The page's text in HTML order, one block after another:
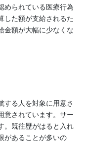
められている医療行為
した額が支給されるた
金額が大幅に少なくな
する人を対象に用意さ
意されています。サー
。既往歴がはると入れ
があることが多いの